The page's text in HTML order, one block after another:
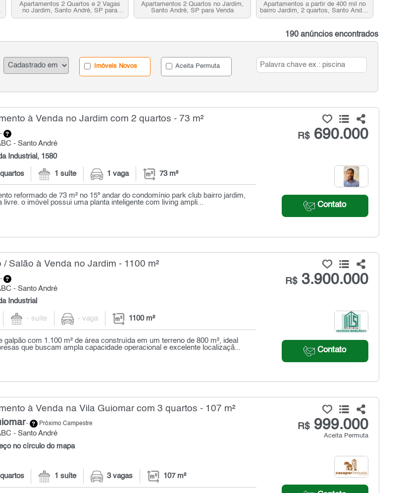
Apartamentos 2 Quartos e 2 Vagas
no Jardim, Santo André, SP para
Venda
Apartamentos 2 Quartos no Jardim,
Santo André, SP para Venda
Apartamentos a partir de 400 mil no
bairro Jardim, 2 quartos, Santo André,
SP
190 anúncios encontrados
Imóveis Novos Aceita Permuta
à Venda no Jardim com 2 quartos - 73 m²
-
- Santo André
Industrial, 1580
R$690.000
Contato
1 suíte 1 vaga 73 m²
reformado de 73 m² no 15º andar do condomínio park club bairro jardim,
livre. o imóvel possui uma planta inteligente com living ampli...
/ Salão à Venda no Jardim - 1100 m²
-
- Santo André
Industrial
R$3.900.000
Contato
- suíte - vaga 1100 m²
galpão com 1.100 m² de área construída em um terreno de 800 m², ideal
que buscam ampla capacidade operacional e excelente localizaçã...
à Venda na Vila Guiomar com 3 quartos - 107 m²
- Próximo Campestre
- Santo André
no círculo do mapa
R$999.000
Aceita Permuta
1 suíte 3 vagas 107 m²